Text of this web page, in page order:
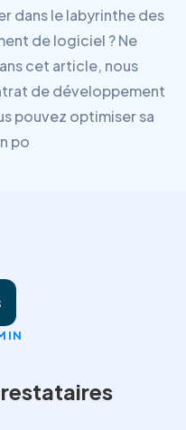
dans le labyrinthe des
de logiciel ? Ne
cet article, nous
de développement
pouvez optimiser sa
po